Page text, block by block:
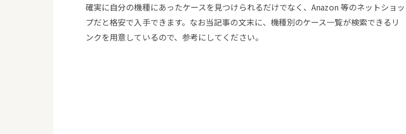
確実に自分の機種にあったケースを見つけられるだけでなく、Anazon 等のネットショッ
プだと格安で入手できます。なお当記事の文末に、機種別のケース一覧が検索できるリ
ンクを用意しているので、参考にしてください。